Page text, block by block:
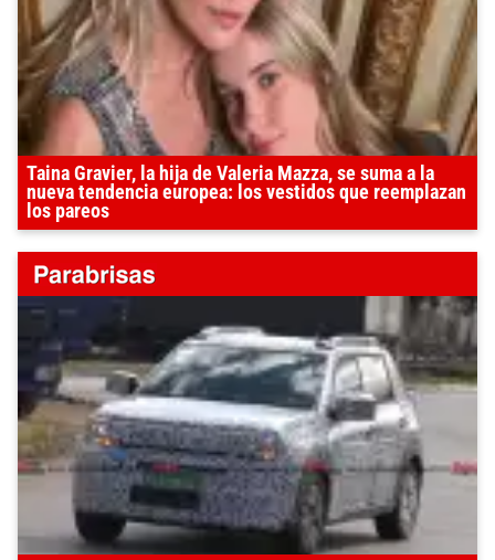
Taina Gravier, la hija de Valeria Mazza, se suma a la
nueva tendencia europea: los vestidos que reemplazan
los pareos